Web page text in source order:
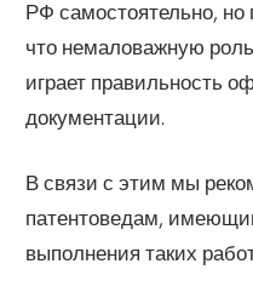
РФ самостоятельно, но
что немаловажную
играет правильность
документации.
В связи с этим мы
патентоведам,
выполнения таких